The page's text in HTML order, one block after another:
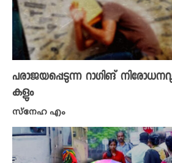
പരാജയപ്പെടുന്ന റാഗിങ്
കളും
സ്നേഹ എം